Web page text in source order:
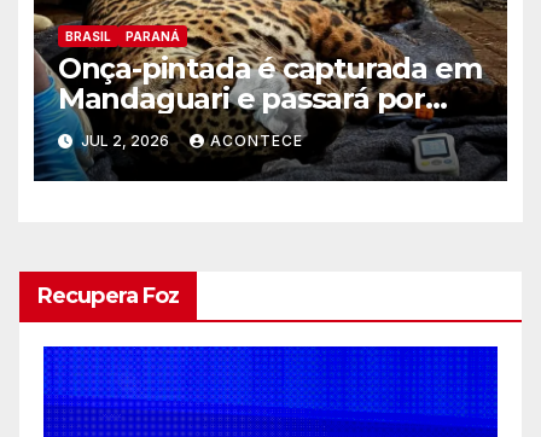
BRASIL PARANÁ
Onça-pintada é capturada em
Mandaguari e passará por
exames no zoo de Cascavel
JUL 2, 2026 ACONTECE
Recupera Foz